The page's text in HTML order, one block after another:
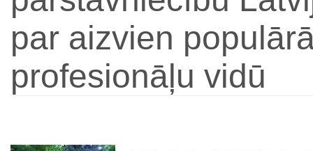
par aizvien
profesionāļu vidū